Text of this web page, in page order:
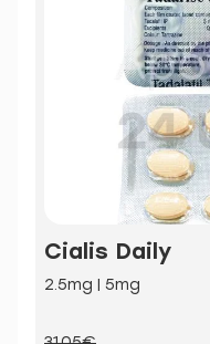
Cialis Daily
2.5mg | 5mg